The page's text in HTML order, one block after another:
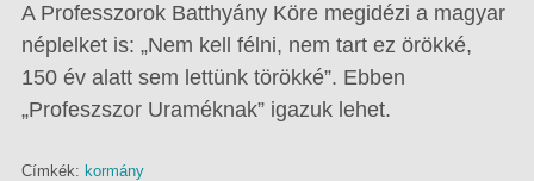
A Professzorok Batthyány Köre megidézi a magyar
néplelket is: „Nem kell félni, nem tart ez örökké,
150 év alatt sem lettünk törökké”. Ebben
„Profeszszor Uraméknak” igazuk lehet.
Címkék: kormány